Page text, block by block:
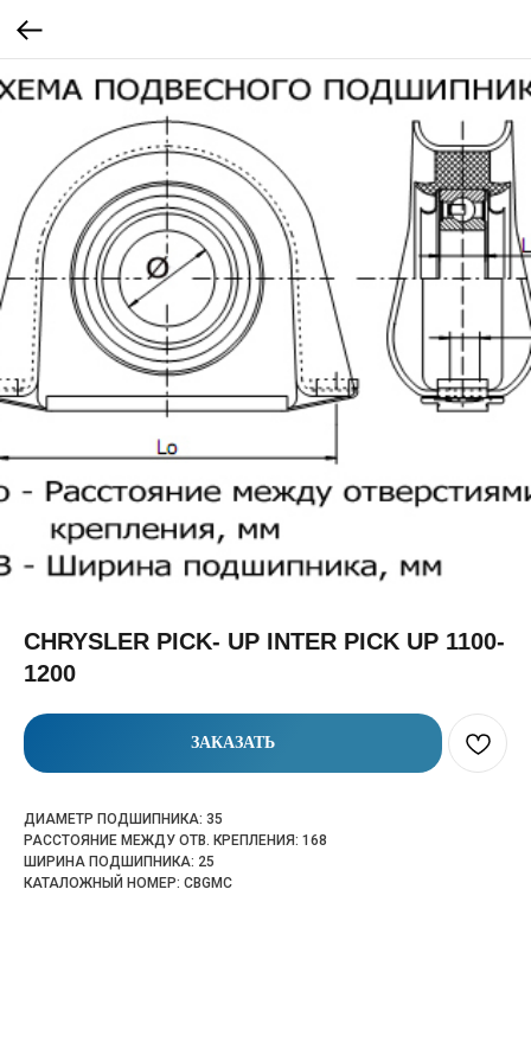
CHRYSLER PICK- UP INTER PICK UP 1100-
1200
ЗАКАЗАТЬ
ДИАМЕТР ПОДШИПНИКА: 35
РАССТОЯНИЕ МЕЖДУ ОТВ. КРЕПЛЕНИЯ: 168
ШИРИНА ПОДШИПНИКА: 25
КАТАЛОЖНЫЙ НОМЕР: CBGMC